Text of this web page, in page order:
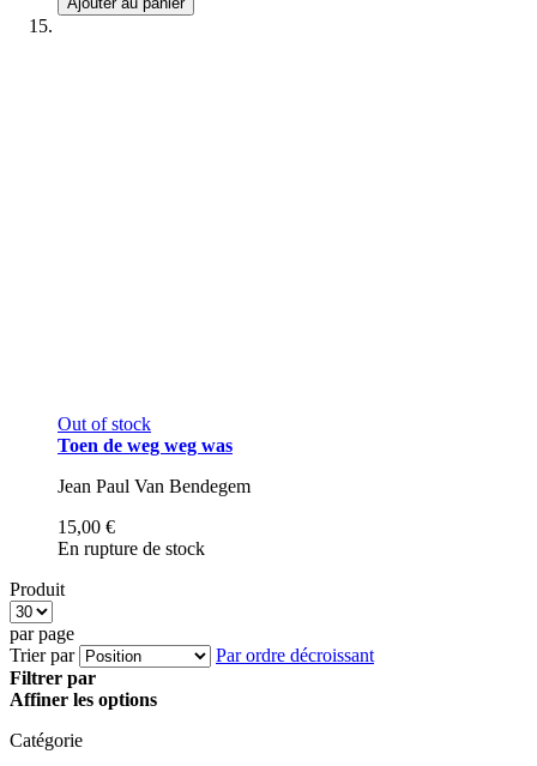
Out of stock
Toen de weg weg was
Jean Paul Van Bendegem
15,00 €
En rupture de stock
Produit
par page
Trier par
Par ordre décroissant
Filtrer par
Affiner les options
Catégorie